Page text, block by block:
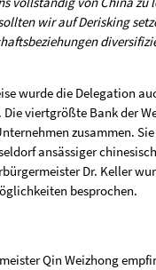
wir auf Derisking
wurde die Delegation
Die viertgrößte Bank der
zusammen.
ansässiger
Dr. Keller
besprochen.
Qin Weizhong